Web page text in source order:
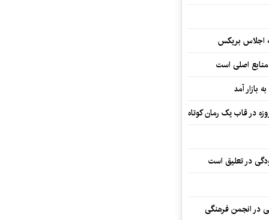
اجلاس بریکس
منابع اصلی است
بازار آمد
در تعلیق است
در انجمن فرهنگی